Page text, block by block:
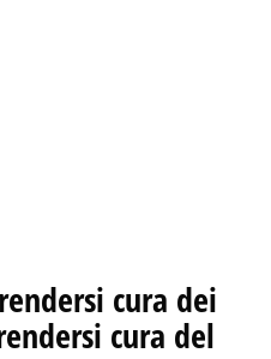
cura dei
cura del